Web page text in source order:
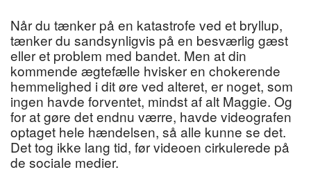
Når du tænker på en katastrofe ved et bryllup,
tænker du sandsynligvis på en besværlig gæst
eller et problem med bandet. Men at din
kommende ægtefælle hvisker en chokerende
hemmelighed i dit øre ved alteret, er noget, som
ingen havde forventet, mindst af alt Maggie. Og
for at gøre det endnu værre, havde videografen
optaget hele hændelsen, så alle kunne se det.
Det tog ikke lang tid, før videoen cirkulerede på
de sociale medier.